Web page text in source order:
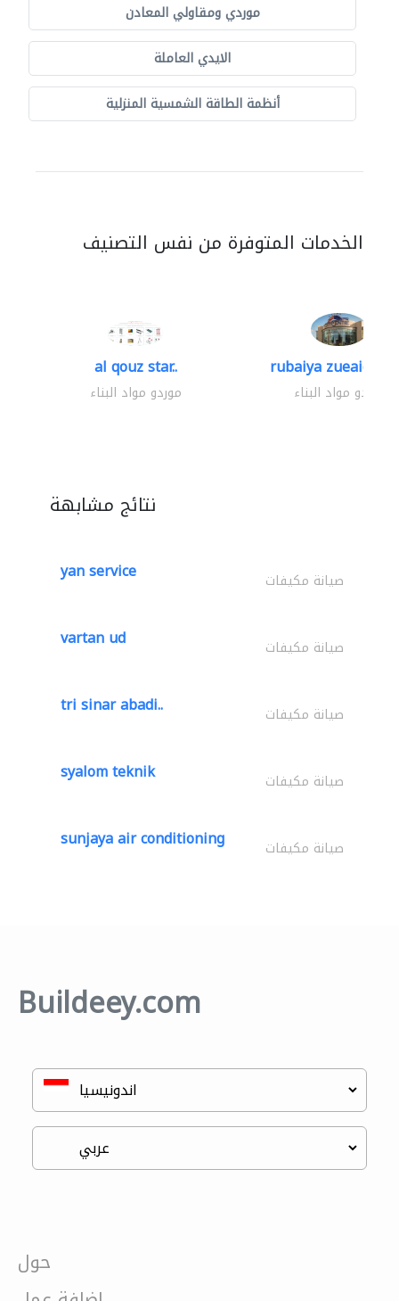
موردي ومقاولي المعادن
الايدي العاملة
أنظمة الطاقة الشمسية المنزلية
الخدمات المتوفرة من نفس التصنيف
al qouz star..
موردو مواد البناء
rubaiya zueaid
موردو مواد البناء
نتائج مشابهة
yan service صيانة مكيفات
vartan ud صيانة مكيفات
tri sinar abadi.. صيانة مكيفات
syalom teknik صيانة مكيفات
sunjaya air conditioning صيانة مكيفات
Buildeey.com
حول